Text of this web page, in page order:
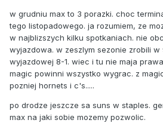
w grudniu max to 3 porazki. choc
tego listopadowego. ja rozumiem, ze
w najblizszych kilku spotkaniach. nie
wyjazdowa. w zeszlym sezonie zrobili w
wyjazdowej 8-1. wiec i tu nie maja
magic powinni wszystko wygrac. z
pozniej hornets i c's.....
po drodze jeszcze sa suns w staples.
max na jaki sobie mozemy pozwolic.